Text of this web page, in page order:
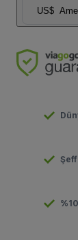
US$